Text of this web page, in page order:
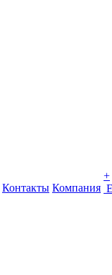
Контакты Компания
+